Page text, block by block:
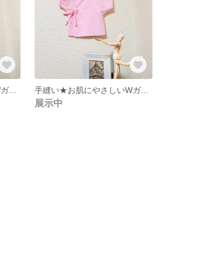
手縫い★お肌にやさしいWガーゼの短肌着（グレー）・日本の伝統技 手縫い★お肌にやさしいWガーゼの短肌着（ピンク）・日本の伝統技
展示中